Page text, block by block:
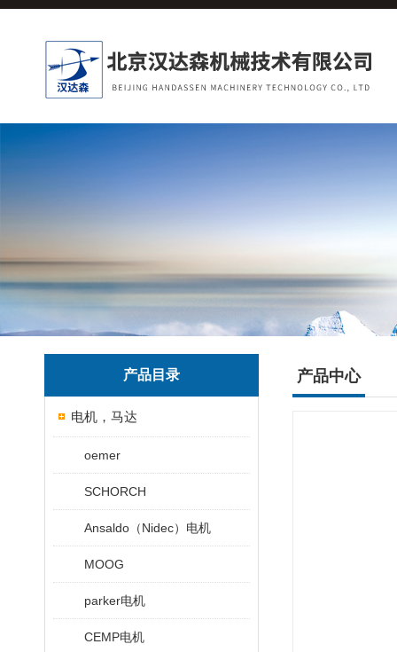
产品目录
电机，马达
oemer
SCHORCH
Ansaldo（Nidec）电机
MOOG
parker电机
CEMP电机
产品中心